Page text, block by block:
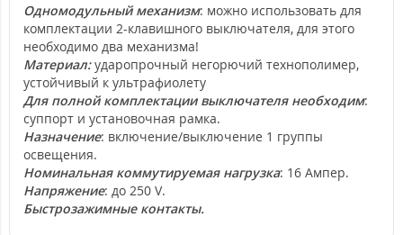
Одномодульный механизм: можно использовать для
комплектации 2-клавишного выключателя, для этого
необходимо два механизма!
Материал:ударопрочный негорючий технополимер,
устойчивый к ультрафиолету
Для полной комплектации выключателя необходим:
суппорт и установочная рамка.
Назначение: включение/выключение 1 группы
освещения.
Номинальная коммутируемая нагрузка: 16 Ампер.
Напряжение: до 250 V.
Быстрозажимные контакты.